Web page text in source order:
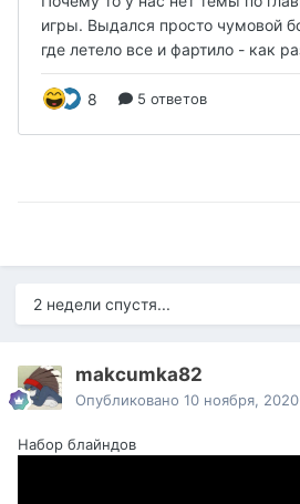
2 недели спустя...
makcumka82
Опубликовано 10 ноября, 2020
Набор блайндов